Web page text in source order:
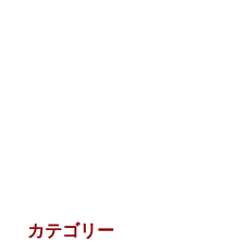
カテゴリー